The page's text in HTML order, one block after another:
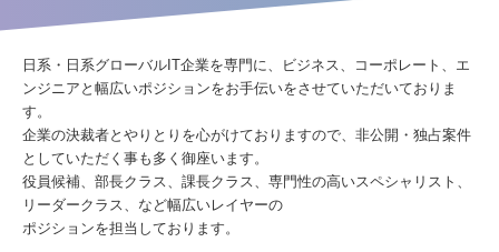
日系・日系グローバルIT企業を専門に、ビジネス、コーポレート、エ
ンジニアと幅広いポジションをお手伝いをさせていただいておりま
す。
企業の決裁者とやりとりを心がけておりますので、非公開・独占案件
としていただく事も多く御座います。
役員候補、部長クラス、課長クラス、専門性の高いスペシャリスト、
リーダークラス、など幅広いレイヤーの
ポジションを担当しております。